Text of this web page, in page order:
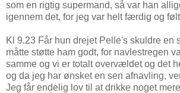
som en rigtig supermand, så var han
igennem det, for jeg var helt færdig og
Kl 9.23 Får hun drejet Pelle's skuldre en
måtte støtte ham godt, for navlestregen
samme og vi er totalt overvældet og det
og da jeg har ønsket en sen afnavling,
Jeg får endelig lov til at drikke noget